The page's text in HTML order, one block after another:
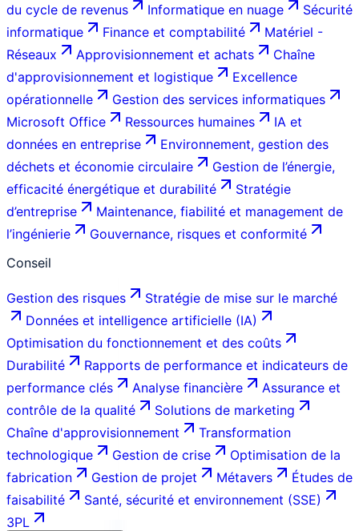
du cycle de revenus
Informatique en nuage
Sécurité
informatique
Finance et comptabilité
Matériel -
Réseaux
Approvisionnement et achats
Chaîne
d'approvisionnement et logistique
Excellence
opérationnelle
Gestion des services informatiques
Microsoft Office
Ressources humaines
IA et
données en entreprise
Environnement, gestion des
déchets et économie circulaire
Gestion de l’énergie,
efficacité énergétique et durabilité
Stratégie
d’entreprise
Maintenance, fiabilité et management de
l’ingénierie
Gouvernance, risques et conformité
Conseil
Gestion des risques
Stratégie de mise sur le marché
Données et intelligence artificielle (IA)
Optimisation du fonctionnement et des coûts
Durabilité
Rapports de performance et indicateurs de
performance clés
Analyse financière
Assurance et
contrôle de la qualité
Solutions de marketing
Chaîne d'approvisionnement
Transformation
technologique
Gestion de crise
Optimisation de la
fabrication
Gestion de projet Métavers
Études de
faisabilité
Santé, sécurité et environnement (SSE)
3PL